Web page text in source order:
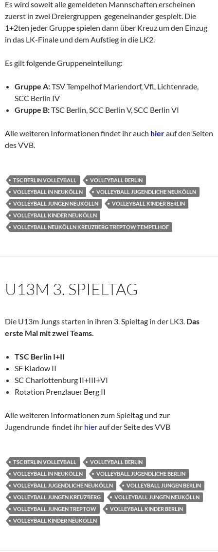
Es wird soweit alle gemeldeten Mannschaften erscheinen
zuerst in zwei Dreiergruppen gegeneinander gespielt. Die
1+2ten jeder Gruppe spielen dann über Kreuz um den Einzug
in das LK-Finale und dem Aufstieg in die LK2.
Es gilt folgende Gruppeneinteilung:
Gruppe A:TSV Tempelhof Mariendorf, VfL Lichtenrade,
SCC Berlin IV
Gruppe B:TSC Berlin, SCC Berlin V, SCC Berlin VI
Alle weiteren Informationen findet ihr auch hierauf den Seiten
des VVB.
TSC BERLIN VOLLEYBALL
VOLLEYBALL BERLIN
VOLLEYBALL IN NEUKÖLLN
VOLLEYBALL JUGENDLICHE NEUKÖLLN
VOLLEYBALL JUNGEN NEUKÖLLN
VOLLEYBALL KINDER BERLIN
VOLLEYBALL KINDER NEUKÖLLN
VOLLEYBALL NEUKÖLLN KREUZBERG TREPTOW TEMPELHOF
U13M 3. SPIELTAG
Die U13m Jungs starten in ihren 3. Spieltag in der LK3. Das
erste Mal mit zwei Teams.
TSC Berlin I+II
SF Kladow II
SC Charlottenburg II+III+VI
Rotation Prenzlauer Berg II
Alle weiteren Informationen zum Spieltag und zur
Jugendrunde findet ihr hierauf der Seite des VVB
TSC BERLIN VOLLEYBALL
VOLLEYBALL BERLIN
VOLLEYBALL IN NEUKÖLLN
VOLLEYBALL JUGENDLICHE BERLIN
VOLLEYBALL JUGENDLICHE NEUKÖLLN
VOLLEYBALL JUNGEN BERLIN
VOLLEYBALL JUNGEN KREUZBERG
VOLLEYBALL JUNGEN NEUKÖLLN
VOLLEYBALL JUNGEN TREPTOW
VOLLEYBALL KINDER BERLIN
VOLLEYBALL KINDER NEUKÖLLN